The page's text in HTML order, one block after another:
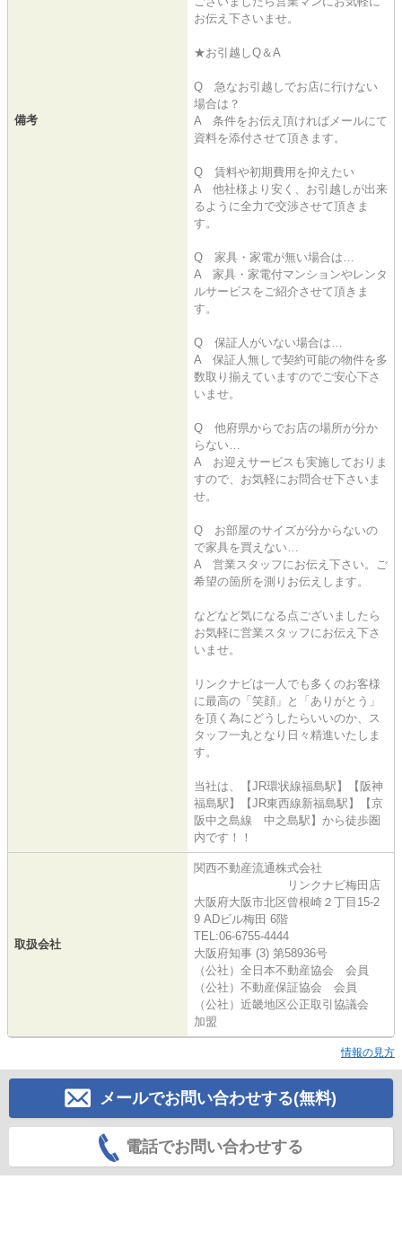
備考
お伝え下さいませ。
★お引越しQ＆A
Q 急なお引越しでお店に行けない
場合は？
A 条件をお伝え頂ければメールにて
資料を添付させて頂きます。
Q 賃料や初期費用を抑えたい
A 他社様より安く、お引越しが出来
るように全力で交渉させて頂きま
す。
Q 家具・家電が無い場合は…
A 家具・家電付マンションやレンタ
ルサービスをご紹介させて頂きま
す。
Q 保証人がいない場合は…
A 保証人無しで契約可能の物件を多
数取り揃えていますのでご安心下さ
いませ。
Q 他府県からでお店の場所が分か
らない…
A お迎えサービスも実施しておりま
すので、お気軽にお問合せ下さいま
せ。
Q お部屋のサイズが分からないの
で家具を買えない…
A 営業スタッフにお伝え下さい。ご
希望の箇所を測りお伝えします。
などなど気になる点ございましたら
お気軽に営業スタッフにお伝え下さ
いませ。
リンクナビは一人でも多くのお客様
に最高の「笑顔」と「ありがとう」
を頂く為にどうしたらいいのか、ス
タッフ一丸となり日々精進いたしま
す。
当社は、【JR環状線福島駅】【阪神
福島駅】【JR東西線新福島駅】【京
阪中之島線 中之島駅】から徒歩圏
内です！！
取扱会社
関西不動産流通株式会社
リンクナビ梅田店
大阪府大阪市北区曾根崎２丁目15-2
9 ADビル梅田 6階
TEL:06-6755-4444
大阪府知事 (3) 第58936号
（公社）全日本不動産協会 会員
（公社）不動産保証協会 会員
（公社）近畿地区公正取引協議会
加盟
情報の見方
メールでお問い合わせする(無料)
電話でお問い合わせする